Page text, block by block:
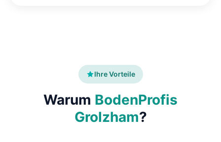
Ihre Vorteile
Warum BodenProfis
Grolzham?